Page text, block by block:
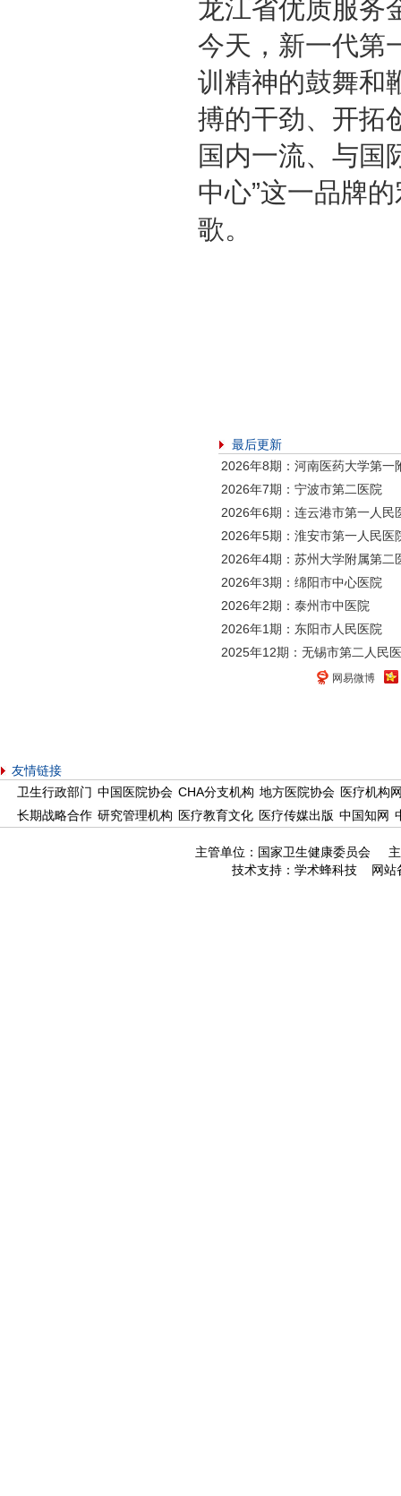
龙江省优质服务
今天，新一代第
训精神的鼓舞和
搏的干劲、开拓
国内一流、与国
中心”这一品牌
歌。
最后更新
2026年8期：河南医药大学第一
2026年7期：宁波市第二医院
2026年6期：连云港市第一人民
2026年5期：淮安市第一人民医
2026年4期：苏州大学附属第二
2026年3期：绵阳市中心医院
2026年2期：泰州市中医院
2026年1期：东阳市人民医院
2025年12期：无锡市第二人民
网易微博
友情链接
卫生行政部门 中国医院协会 CHA分支机构 地方医院协会 医疗机构
长期战略合作 研究管理机构 医疗教育文化 医疗传媒出版 中国知网
主管单位：国家卫生健康委员会
技术支持：学术蜂科技 网站